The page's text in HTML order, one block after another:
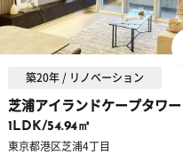
築20年 / リノベーション
芝浦アイランドケープタワー
1LDK/54.94㎡
東京都港区芝浦4丁目